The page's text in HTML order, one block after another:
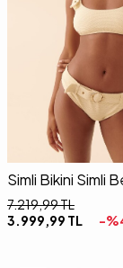
Simli Bikini Simli
7.219,99TL
3.999,99 TL -%